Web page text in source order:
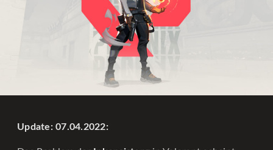
Update: 07.04.2022: